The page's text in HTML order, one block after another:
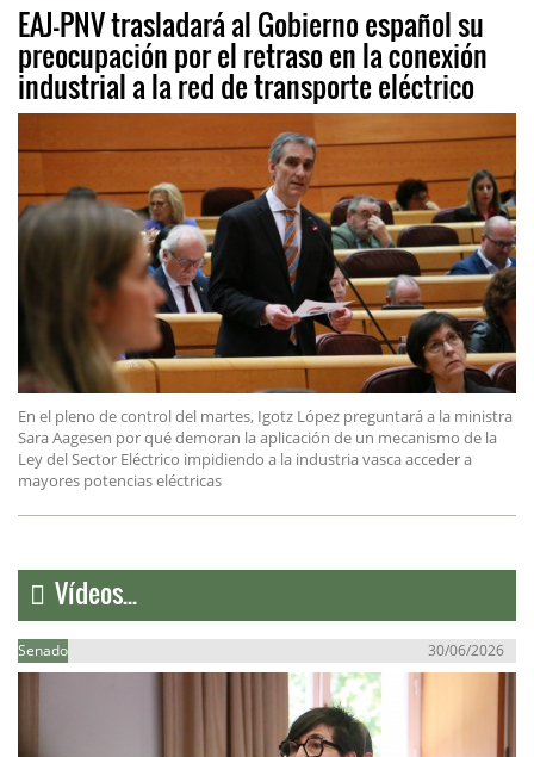
EAJ-PNV trasladará al Gobierno español su
preocupación por el retraso en la conexión
industrial a la red de transporte eléctrico
En el pleno de control del martes, Igotz López preguntará a la ministra
Sara Aagesen por qué demoran la aplicación de un mecanismo de la
Ley del Sector Eléctrico impidiendo a la industria vasca acceder a
mayores potencias eléctricas
Vídeos...
Senado 30/06/2026